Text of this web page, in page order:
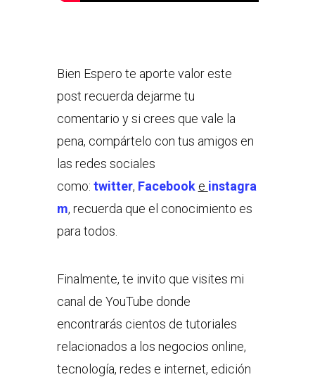
Bien Espero te aporte valor este
post recuerda dejarme tu
comentario y si crees que vale la
pena, compártelo con tus amigos en
las redes sociales
como: twitter, Facebook e instagra
m, recuerda que el conocimiento es
para todos.
Finalmente, te invito que visites mi
canal de YouTube donde
encontrarás cientos de tutoriales
relacionados a los negocios online,
tecnología, redes e internet, edición